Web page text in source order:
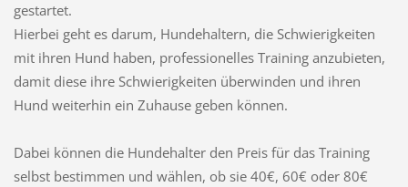
gestartet.
Hierbei geht es darum, Hundehaltern, die Schwierigkeiten
mit ihren Hund haben, professionelles Training anzubieten,
damit diese ihre Schwierigkeiten überwinden und ihren
Hund weiterhin ein Zuhause geben können.
Dabei können die Hundehalter den Preis für das Training
selbst bestimmen und wählen, ob sie 40€, 60€ oder 80€